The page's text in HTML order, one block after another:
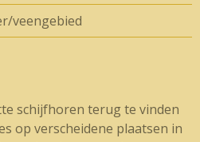
veengebied
schijfhoren terug te vinden
op verscheidene plaatsen in